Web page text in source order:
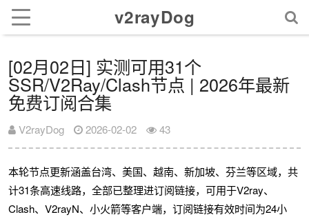
v2rayDog
[02月02日] 实测可用31个
SSR/V2Ray/Clash节点 | 2026年最新
免费订阅合集
V2rayDog 2026-02-02 43
本轮节点更新涵盖台湾、美国、越南、新加坡、芬兰等区域，共
计31条高速线路，全部已整理进订阅链接，可用于V2ray、
Clash、V2rayN、小火箭等客户端，订阅链接有效时间为24小